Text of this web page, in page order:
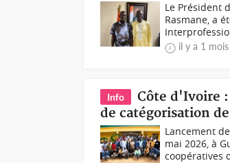
Le Président
Rasmane, a
il y a 1 mois
Info
Côte d'Ivoire
de catégorisation
Lancement
mai 2026, à
coopératives